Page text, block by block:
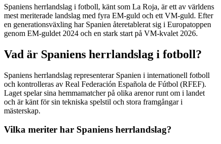
Spaniens herrlandslag i fotboll, känt som La Roja, är ett av världens
mest meriterade landslag med fyra EM-guld och ett VM-guld. Efter
en generationsväxling har Spanien återetablerat sig i Europatoppen
genom EM-guldet 2024 och en stark start på VM-kvalet 2026.
Vad är Spaniens herrlandslag i fotboll?
Spaniens herrlandslag representerar Spanien i internationell fotboll
och kontrolleras av Real Federación Española de Fútbol (RFEF).
Laget spelar sina hemmamatcher på olika arenor runt om i landet
och är känt för sin tekniska spelstil och stora framgångar i
mästerskap.
Vilka meriter har Spaniens herrlandslag?